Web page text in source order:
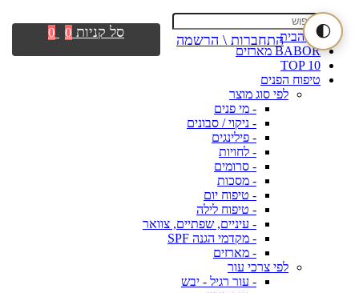
🌓דף הבית
BABOR מארזים
TOP 10
טיפוח הפנים
לפי סוג מוצר
- מי פנים
- ניקוי / סבונים
- פילינגים
- לחויות
- סרומים
- מסכות
- טיפוח יום
- טיפוח לילה
- עיניים, שפתיים, צוואר
- מקדמי הגנה SPF
- מארזים
לפי צרכי עור
- עור רגיל - יבש
התחברות \ הרשמה סל קניות 0
0